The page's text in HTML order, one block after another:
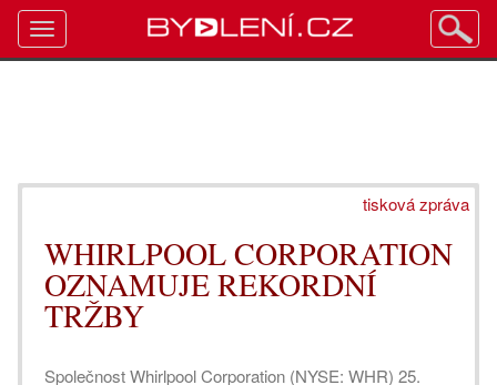
tisková zpráva
WHIRLPOOL CORPORATION
OZNAMUJE REKORDNÍ
TRŽBY
Společnost Whirlpool Corporation (NYSE: WHR) 25.
Toggle
navigation